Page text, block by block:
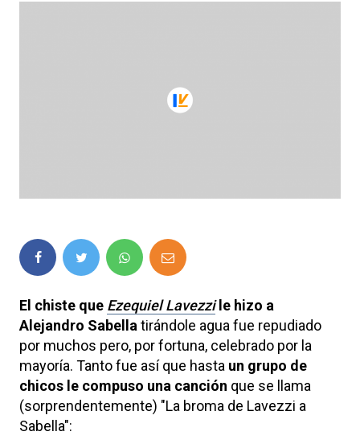
El chiste que Ezequiel Lavezzile hizo a
Alejandro Sabella tirándole agua fue repudiado
por muchos pero, por fortuna, celebrado por la
mayoría. Tanto fue así que hasta un grupo de
chicos le compuso una canción que se llama
(sorprendentemente) "La broma de Lavezzi a
Sabella":